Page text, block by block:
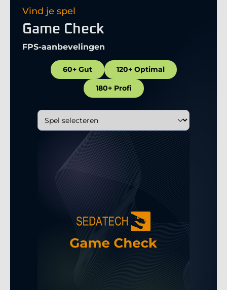
Vind je spel
Game Check
FPS-aanbevelingen
60+ Gut 120+ Optimal
180+ Profi